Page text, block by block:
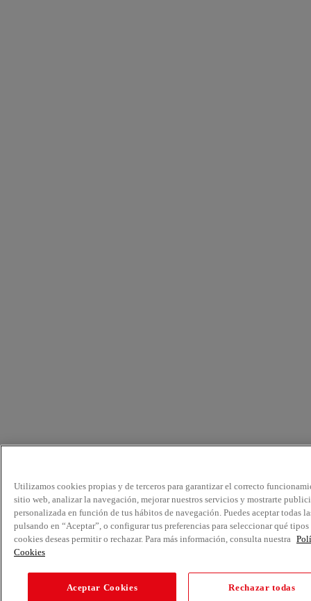
Utilizamos cookies propias y de terceros para garantizar el correcto
sitio web, analizar la navegación, mejorar nuestros servicios y mostrarte
personalizada en función de tus hábitos de navegación. Puedes aceptar todas
pulsando en “Aceptar”, o configurar tus preferencias para seleccionar qué tipos
cookies deseas permitir o rechazar. Para más información, consulta nuestra
Cookies
Aceptar Cookies Rechazar todas